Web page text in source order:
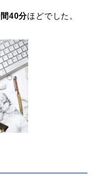
40分ほどでした。